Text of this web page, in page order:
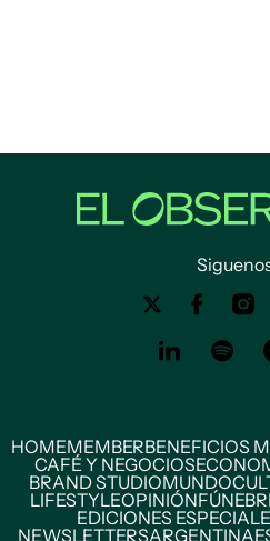
HOMEMEMBERBENEFICIOS
CAFÉ Y NEGOCIOS
BRAND STUDIOMUNDO
LIFESTYLEOPINIÓN
EDICIONES
NEWSLETTERSARGENTINA